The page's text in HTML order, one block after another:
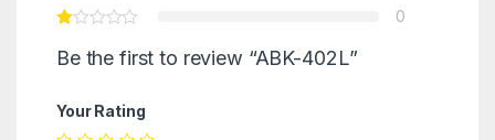
0
Be the first to review “ABK-402L”
Your Rating